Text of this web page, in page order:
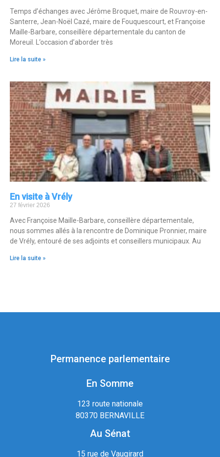
Temps d’échanges avec Jérôme Broquet, maire de Rouvroy-en-
Santerre, Jean-Noël Cazé, maire de Fouquescourt, et Françoise
Maille-Barbare, conseillère départementale du canton de
Moreuil. L’occasion d’aborder très
Lire la suite »
En visite à Vrély
27 février 2026
Avec Françoise Maille-Barbare, conseillère départementale,
nous sommes allés à la rencontre de Dominique Pronnier, maire
de Vrély, entouré de ses adjoints et conseillers municipaux. Au
Lire la suite »
Permanence parlementaire
En Somme
123 route nationale
80370 BERNAVILLE
Au Sénat
15 rue de Vaugirard